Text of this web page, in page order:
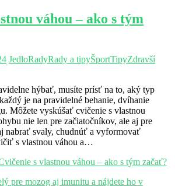
váhou – ako s tým
JedloRadyRady a tipyŠportTipyZdravší
hýbať, musíte prísť na to, aký typ
je na pravidelné behanie, dvíhanie
Môžete vyskúšať cvičenie s vlastnou
nie len pre začiatočníkov, ale aj pre
nabrať svaly, chudnúť a vyformovať
s vlastnou váhou a…
s vlastnou váhou – ako s tým začať?